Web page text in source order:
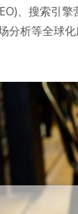
、搜索引
分析等全球